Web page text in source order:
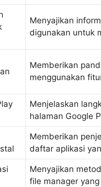
Menyajikan
digunakan untuk
Memberikan
menggunakan
Menjelaskan
halaman Google
Memberikan
daftar aplikasi
Menyajikan
file manager